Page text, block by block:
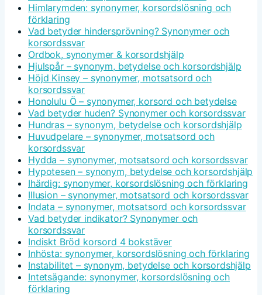
Himlarymden: synonymer, korsordslösning och
förklaring
Vad betyder hindersprövning? Synonymer och
korsordssvar
Ordbok, synonymer & korsordshjälp
Hjulspår – synonym, betydelse och korsordshjälp
Höjd Kinsey – synonymer, motsatsord och
korsordssvar
Honolulu Ö – synonymer, korsord och betydelse
Vad betyder huden? Synonymer och korsordssvar
Hundras – synonym, betydelse och korsordshjälp
Huvudpelare – synonymer, motsatsord och
korsordssvar
Hydda – synonymer, motsatsord och korsordssvar
Hypotesen – synonym, betydelse och korsordshjälp
Ihärdig: synonymer, korsordslösning och förklaring
Illusion – synonymer, motsatsord och korsordssvar
Indata – synonymer, motsatsord och korsordssvar
Vad betyder indikator? Synonymer och
korsordssvar
Indiskt Bröd korsord 4 bokstäver
Inhösta: synonymer, korsordslösning och förklaring
Instabilitet – synonym, betydelse och korsordshjälp
Intetsägande: synonymer, korsordslösning och
förklaring